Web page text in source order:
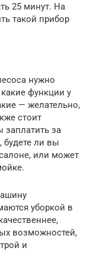
25 минут. На
такой прибор
нужно
функции у
— желательно,
стоит
заплатить за
ли вы
или может
уборкой в
возможностей,
и